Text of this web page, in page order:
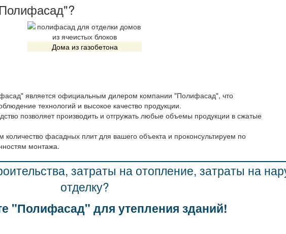
Дома из газобетона
является официальным дилером компании "Полифасад", что
технологий и высокое качество продукции.
позволяет производить и отгружать любые объемы продукции в сжатые
количество фасадных плит для вашего объекта и проконсультируем по
монтажа.
затраты на отопление, затраты на
отделку?
"Полифасад" для утепления зданий!